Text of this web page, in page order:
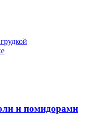
и помидорами